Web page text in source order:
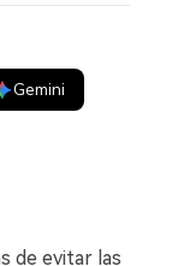
Gemini
de evitar las